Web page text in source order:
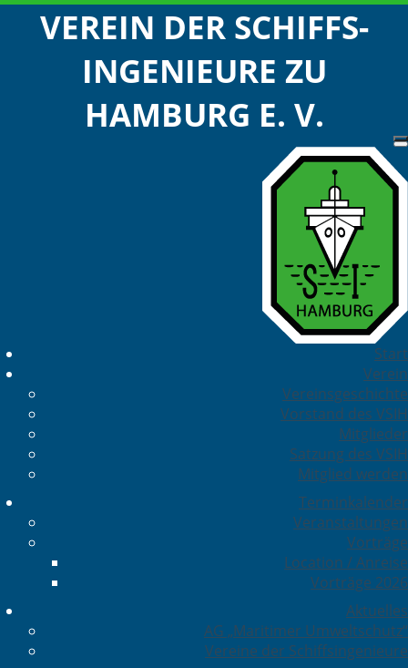
VEREIN DER SCHIFFS-
INGENIEURE ZU
HAMBURG E. V.
Start
Verein
Vereinsgeschichte
Vorstand des VSIH
Mitglieder
Satzung des VSIH
Mitglied werden
Terminkalender
Veranstaltungen
Vorträge
Location / Anreise
Vorträge 2026
Aktuelles
AG „Maritimer Umweltschutz“
Vereine der Schiffsingenieure